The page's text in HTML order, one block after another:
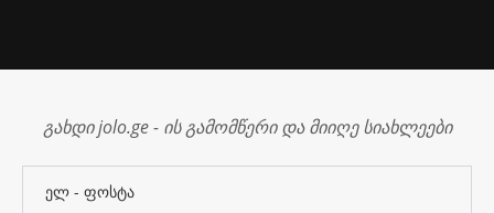
გახდი jolo.ge - ის გამომწერი და მიიღე სიახლეები